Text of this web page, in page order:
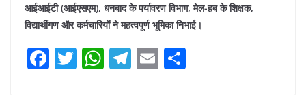
आईआईटी (आईएसएम), धनबाद के पर्यावरण विभाग, मेल-हब के शिक्षक,
विद्यार्थीगण और कर्मचारियों ने महत्वपूर्ण भूमिका निभाई।
F
a
T
w
W
h
T
el
E
m